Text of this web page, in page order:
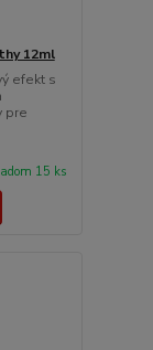
12ml
efekt s
pre
15 ks